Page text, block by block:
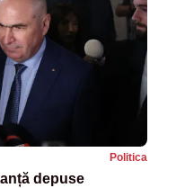
Politica
depuse